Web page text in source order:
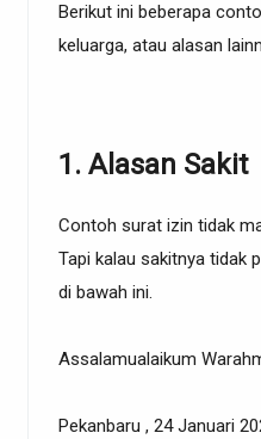
Berikut ini beberapa
keluarga, atau alasan
1. Alasan Sakit
Contoh surat izin tidak
Tapi kalau sakitnya tidak
di bawah ini.
Assalamualaikum
Pekanbaru , 24 Januari